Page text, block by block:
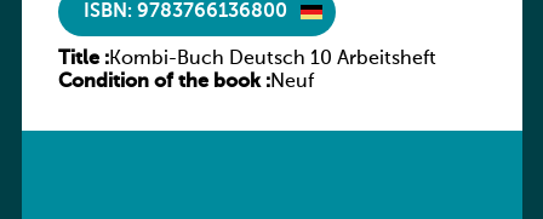
ISBN: 9783766136800
Title :Kombi-Buch Deutsch 10 Arbeitsheft
Condition of the book :Neuf